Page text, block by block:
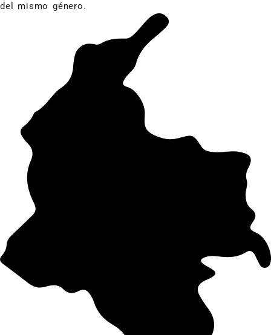
del mismo género.